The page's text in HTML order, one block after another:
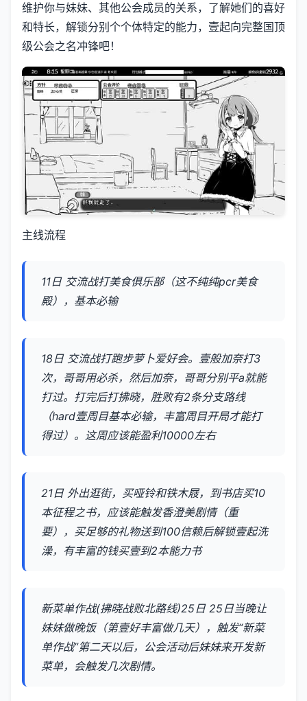
维护你与妹妹、其他公会成员的关系，了解她们的喜好
和特长，解锁分别个个体特定的能力，壹起向完整国顶
级公会之名冲锋吧！
主线流程
11日 交流战打美食俱乐部（这不纯纯pcr美食
殿），基本必输
18日 交流战打跑步萝卜爱好会。壹般加奈打3
次，哥哥用必杀，然后加奈，哥哥分别平a就能
打过。打完后打拂晓，胜败有2条分支路线
（hard壹周目基本必输，丰富周目开局才能打
得过）。这周应该能盈利10000左右
21日 外出逛街，买哑铃和铁木屐，到书店买10
本征程之书，应该能触发香澄美剧情（重
要），买足够的礼物送到100信赖后解锁壹起洗
澡，有丰富的钱买壹到2本能力书
新菜单作战(拂晓战败北路线)25日 25日当晚让
妹妹做晚饭（第壹好丰富做几天），触发“新菜
单作战”第二天以后，公会活动后妹妹来开发新
菜单，会触发几次剧情。